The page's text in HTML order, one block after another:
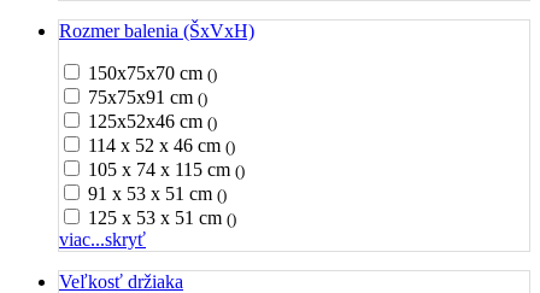
Rozmer balenia (ŠxVxH)
150x75x70 cm ()
75x75x91 cm ()
125x52x46 cm ()
114 x 52 x 46 cm ()
105 x 74 x 115 cm ()
91 x 53 x 51 cm ()
125 x 53 x 51 cm ()
viac...skryť
Veľkosť držiaka